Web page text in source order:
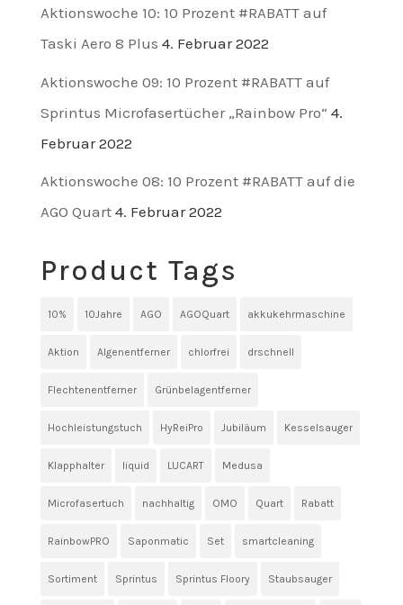
Aktionswoche 10: 10 Prozent #RABATT auf
Taski Aero 8 Plus 4. Februar 2022
Aktionswoche 09: 10 Prozent #RABATT auf
Sprintus Microfasertücher „Rainbow Pro“ 4.
Februar 2022
Aktionswoche 08: 10 Prozent #RABATT auf die
AGO Quart 4. Februar 2022
Product Tags
10% 10Jahre AGO AGOQuart akkukehrmaschine
Aktion Algenentferner chlorfrei drschnell
Flechtenentferner Grünbelagentferner
Hochleistungstuch HyReiPro Jubiläum Kesselsauger
Klapphalter liquid LUCART Medusa
Microfasertuch nachhaltig OMO Quart Rabatt
RainbowPRO Saponmatic Set smartcleaning
Sortiment Sprintus Sprintus Floory Staubsauger